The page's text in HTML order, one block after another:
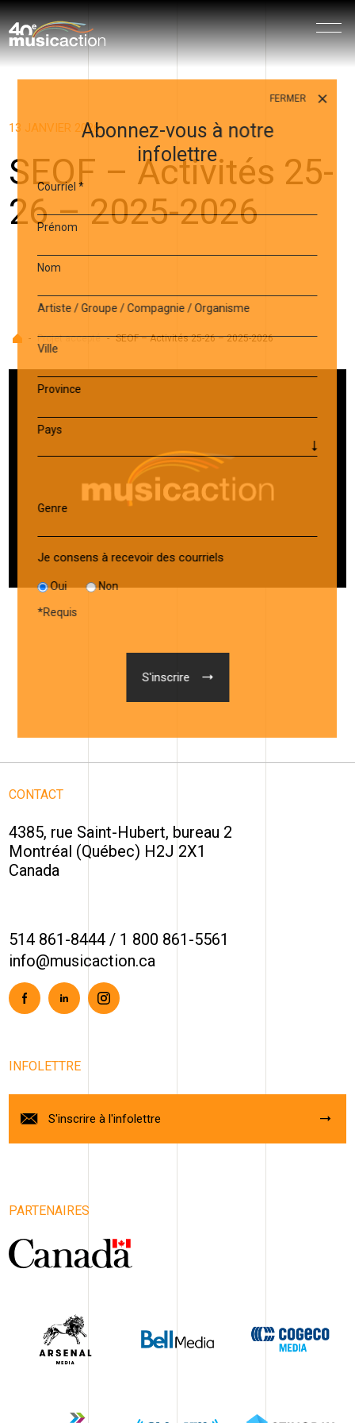
Menu
13 JANVIER 2026
SEOF – Activités 25-
26 – 2025-2026
Accueil
- Projet accepté - SEOF – Activités 25-26 – 2025-2026
CONTACT
4385, rue Saint-Hubert, bureau 2
Montréal (Québec) H2J 2X1
Canada
514 861-8444 / 1 800 861-5561
info@musicaction.ca
FacebookLinkedinInstagram
INFOLETTRE
S'inscrire à l'infolettre
PARTENAIRES
FERMER
Abonnez-vous à notre
infolettre
Courriel*
Prénom
Nom
Artiste / Groupe / Compagnie / Organisme
Ville
Province
Pays
Genre
Je consens à recevoir des courriels
Oui Non
*Requis